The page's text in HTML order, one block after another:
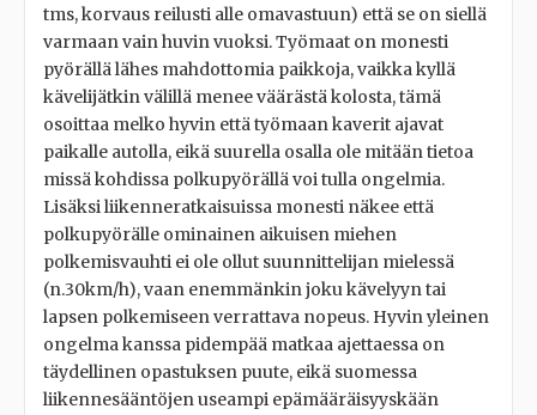
tms, korvaus reilusti alle omavastuun) että se on siellä
varmaan vain huvin vuoksi. Työmaat on monesti
pyörällä lähes mahdottomia paikkoja, vaikka kyllä
kävelijätkin välillä menee väärästä kolosta, tämä
osoittaa melko hyvin että työmaan kaverit ajavat
paikalle autolla, eikä suurella osalla ole mitään tietoa
missä kohdissa polkupyörällä voi tulla ongelmia.
Lisäksi liikenneratkaisuissa monesti näkee että
polkupyörälle ominainen aikuisen miehen
polkemisvauhti ei ole ollut suunnittelijan mielessä
(n.30km/h), vaan enemmänkin joku kävelyyn tai
lapsen polkemiseen verrattava nopeus. Hyvin yleinen
ongelma kanssa pidempää matkaa ajettaessa on
täydellinen opastuksen puute, eikä suomessa
liikennesääntöjen useampi epämääräisyyskään